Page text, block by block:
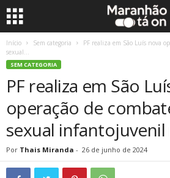
Início Sem categoria
PF realiza em São Luís nova
sexual...
SEM CATEGORIA
PF realiza em São
operação de
sexual
Por Thais Miranda - 26 de junho de 2024